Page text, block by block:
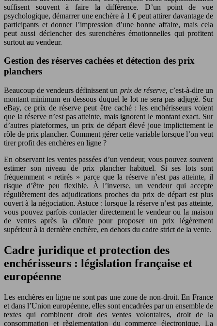
suffisent souvent à faire la différence. D’un point de vue
psychologique, démarrer une enchère à 1 € peut attirer davantage de
participants et donner l’impression d’une bonne affaire, mais cela
peut aussi déclencher des surenchères émotionnelles qui profitent
surtout au vendeur.
Gestion des réserves cachées et détection des prix
planchers
Beaucoup de vendeurs définissent un prix de réserve, c’est-à-dire un
montant minimum en dessous duquel le lot ne sera pas adjugé. Sur
eBay, ce prix de réserve peut être caché : les enchérisseurs voient
que la réserve n’est pas atteinte, mais ignorent le montant exact. Sur
d’autres plateformes, un prix de départ élevé joue implicitement le
rôle de prix plancher. Comment gérer cette variable lorsque l’on veut
tirer profit des enchères en ligne ?
En observant les ventes passées d’un vendeur, vous pouvez souvent
estimer son niveau de prix plancher habituel. Si ses lots sont
fréquemment « retirés » parce que la réserve n’est pas atteinte, il
risque d’être peu flexible. À l’inverse, un vendeur qui accepte
régulièrement des adjudications proches du prix de départ est plus
ouvert à la négociation. Astuce : lorsque la réserve n’est pas atteinte,
vous pouvez parfois contacter directement le vendeur ou la maison
de ventes après la clôture pour proposer un prix légèrement
supérieur à la dernière enchère, en dehors du cadre strict de la vente.
Cadre juridique et protection des
enchérisseurs : législation française et
européenne
Les enchères en ligne ne sont pas une zone de non-droit. En France
et dans l’Union européenne, elles sont encadrées par un ensemble de
textes qui combinent droit des ventes volontaires, droit de la
consommation et règlementation du commerce électronique. La